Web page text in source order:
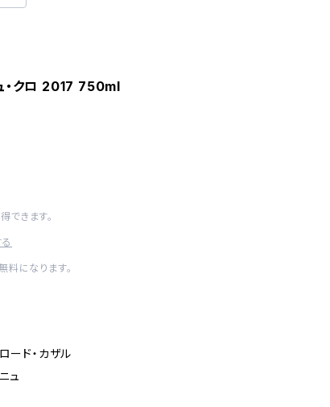
・クロ 2017 750ml
できます。
になります。
ド・カザル
ュ